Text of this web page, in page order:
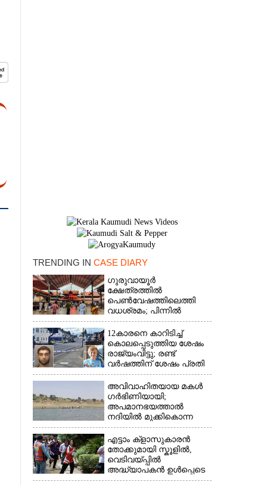
TRENDING IN CASE DIARY
ഗുരുവായൂർ
ക്ഷേത്രത്തിൽ
പെൺവേഷത്തിലെത്തി
വധശ്രമം; പിന്നിൽ
വിദേശത്തുള്ള ഭാര്യക്ക്
ചിത്രങ്ങൾ അയച്ചതിലെ
പക
12കാരനെ കാറിടിച്ച്
കൊലപ്പെടുത്തിയ ശേഷം
രാജ്യംവിട്ടു; രണ്ട്
വർഷത്തിന് ശേഷം പ്രതി
പിടിയിൽ
അവിവാഹിതയായ മകൾ
ഗർഭിണിയായി;
അപമാനഭയത്താൽ
നദിയിൽ മുക്കികൊന്ന
പിതാവ് അറസ്റ്റിൽ
എട്ടാം ക്ളാസുകാരൻ
തോക്കുമായി സ്കൂളിൽ,
വെടിവയ്പ്പിൽ
അദ്ധ്യാപകൻ ഉൾപ്പെടെ
രണ്ടുമരണം; 15 പേർക്ക്
×